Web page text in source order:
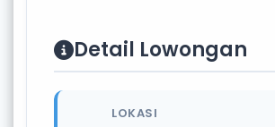
Detail Lowongan
LOKASI